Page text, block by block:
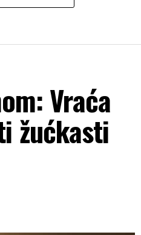
Vraća
žućkasti